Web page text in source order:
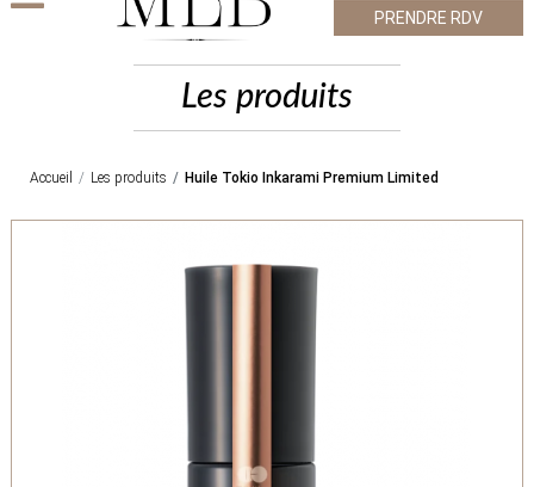
PRENDRE RDV
Les produits
Accueil Les produits Huile Tokio Inkarami Premium Limited